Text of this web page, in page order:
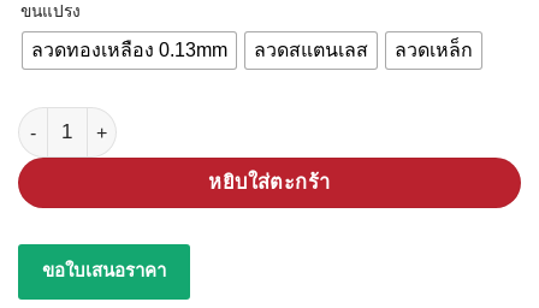
ขนแปรง
ลวดทองเหลือง 0.13mm ลวดสแตนเลส ลวดเหล็ก
จำนวน แปรงมือแถวเดี่ยวตรง UNION ชิ้น
หยิบใส่ตะกร้า
ขอใบเสนอราคา